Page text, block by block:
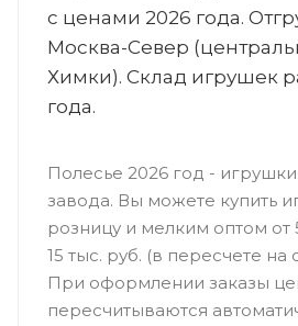
с ценами 2026 года.
Москва-Север
Химки). Склад игрушек
года.
Полесье 2026 год -
завода. Вы можете купить
розницу и мелким оптом от
15 тыс. руб. (в пересчете
При оформлении заказы
пересчитываются